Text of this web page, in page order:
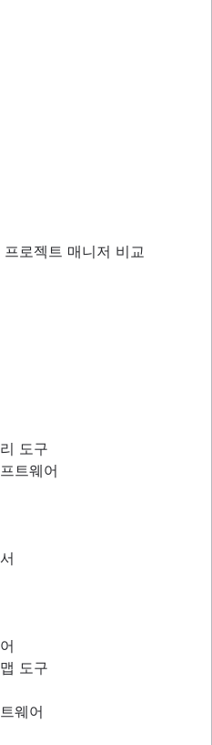
로젝트 매니저 비교
도구
트웨어
도구
웨어